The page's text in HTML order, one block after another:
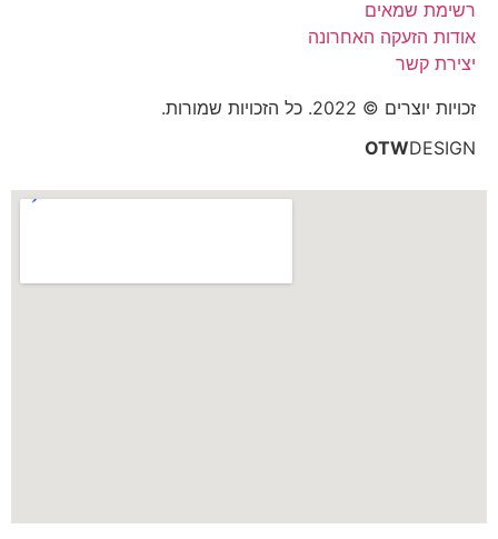
רשימת שמאים
אודות הזעקה האחרונה
יצירת קשר
זכויות יוצרים © 2022. כל הזכויות שמורות.
OTWDESIGN